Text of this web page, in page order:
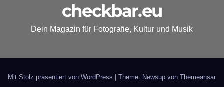
checkbar.eu
Dein Magazin für Fotografie, Kultur und Musik
Mit Stolz präsentiert von WordPress Theme: Newsup von Themeansar